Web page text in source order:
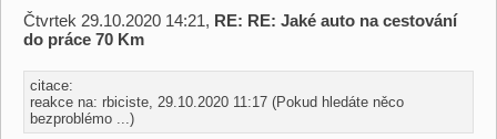
Čtvrtek 29.10.2020 14:21, RE: RE: Jaké auto na cestování
do práce 70 Km
citace:
reakce na: rbiciste, 29.10.2020 11:17 (Pokud hledáte něco
bezproblémo ...)